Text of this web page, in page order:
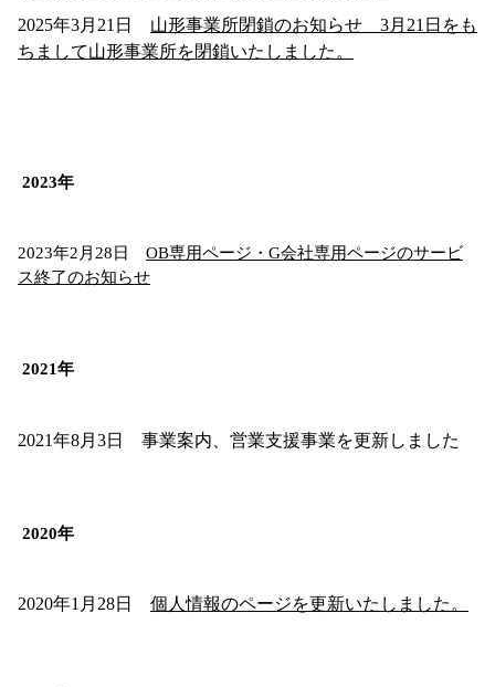
2025年3月21日 山形事業所閉鎖のお知らせ 3月21日をも
ちまして山形事業所を閉鎖いたしました。
2023年
2023年2月28日 OB専用ページ・G会社専用ページのサービ
ス終了のお知らせ
2021年
2021年8月3日 事業案内、営業支援事業を更新しました
2020年
2020年1月28日 個人情報のページを更新いたしました。